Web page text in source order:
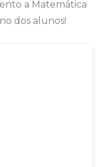
a Matemática
dos alunos!